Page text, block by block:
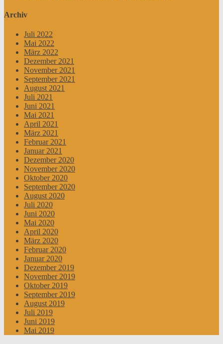
Archiv
Juli 2022
Mai 2022
März 2022
Dezember 2021
November 2021
September 2021
August 2021
Juli 2021
Juni 2021
Mai 2021
April 2021
März 2021
Februar 2021
Januar 2021
Dezember 2020
November 2020
Oktober 2020
September 2020
August 2020
Juli 2020
Juni 2020
Mai 2020
April 2020
März 2020
Februar 2020
Januar 2020
Dezember 2019
November 2019
Oktober 2019
September 2019
August 2019
Juli 2019
Juni 2019
Mai 2019